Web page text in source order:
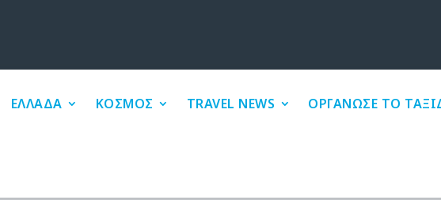
ΕΛΛΑΔΑ ΚΟΣΜΟΣ TRAVEL NEWS ΟΡΓΑΝΩΣΕ ΤΟ